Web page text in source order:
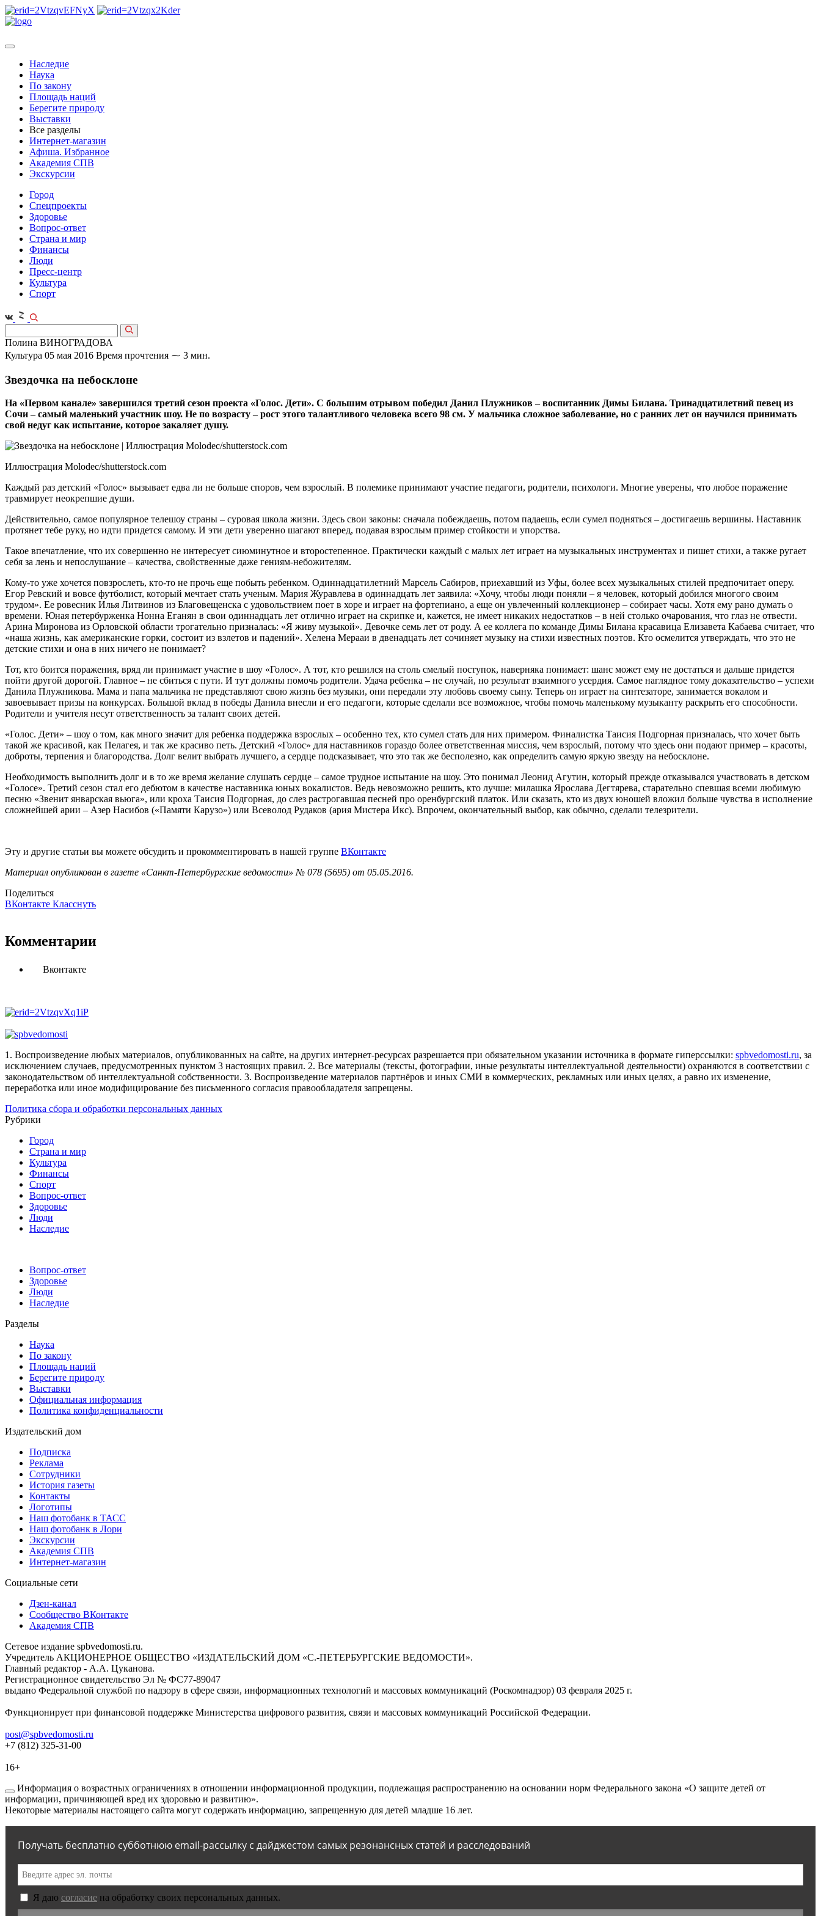
Наследие
Наука
По закону
Площадь наций
Берегите природу
Выставки
Все разделы
Интернет-магазин
Афиша. Избранное
Академия СПВ
Экскурсии
Город
Спецпроекты
Здоровье
Вопрос-ответ
Страна и мир
Финансы
Люди
Пресс-центр
Культура
Спорт
Полина ВИНОГРАДОВА
Культура 05 мая 2016 Время прочтения ⁓ 3 мин.
Звездочка на небосклоне
На «Первом канале» завершился третий сезон проекта «Голос. Дети». С большим отрывом победил Данил Плужников – воспитанник Димы Билана. Тринадцатилетний певец из
Сочи – самый маленький участник шоу. Не по возрасту – рост этого талантливого человека всего 98 см. У мальчика сложное заболевание, но с ранних лет он научился принимать
свой недуг как испытание, которое закаляет душу.
Иллюстрация Molodec/shutterstock.com
Каждый раз детский «Голос» вызывает едва ли не больше споров, чем взрослый. В полемике принимают участие педагоги, родители, психологи. Многие уверены, что любое поражение
травмирует неокрепшие души.
Действительно, самое популярное телешоу страны – суровая школа жизни. Здесь свои законы: сначала побеждаешь, потом падаешь, если сумел подняться – достигаешь вершины. Наставник
протянет тебе руку, но идти придется самому. И эти дети уверенно шагают вперед, подавая взрослым пример стойкости и упорства.
Такое впечатление, что их совершенно не интересует сиюминутное и второстепенное. Практически каждый с малых лет играет на музыкальных инструментах и пишет стихи, а также ругает
себя за лень и непослушание – качества, свойственные даже гениям-небожителям.
Кому-то уже хочется повзрослеть, кто-то не прочь еще побыть ребенком. Одиннадцатилетний Марсель Сабиров, приехавший из Уфы, более всех музыкальных стилей предпочитает оперу.
Егор Ревский и вовсе футболист, который мечтает стать ученым. Мария Журавлева в одиннадцать лет заявила: «Хочу, чтобы люди поняли – я человек, который добился многого своим
трудом». Ее ровесник Илья Литвинов из Благовещенска с удовольствием поет в хоре и играет на фортепиано, а еще он увлеченный коллекционер – собирает часы. Хотя ему рано думать о
времени. Юная петербурженка Нонна Еганян в свои одиннадцать лет отлично играет на скрипке и, кажется, не имеет никаких недостатков – в ней столько очарования, что глаз не отвести.
Арина Миронова из Орловской области трогательно призналась: «Я живу музыкой». Девочке семь лет от роду. А ее коллега по команде Димы Билана красавица Елизавета Кабаева считает, что
«наша жизнь, как американские горки, состоит из взлетов и падений». Хелена Мерааи в двенадцать лет сочиняет музыку на стихи известных поэтов. Кто осмелится утверждать, что это не
детские стихи и она в них ничего не понимает?
Тот, кто боится поражения, вряд ли принимает участие в шоу «Голос». А тот, кто решился на столь смелый поступок, наверняка понимает: шанс может ему не достаться и дальше придется
пойти другой дорогой. Главное – не сбиться с пути. И тут должны помочь родители. Удача ребенка – не случай, но результат взаимного усердия. Самое наглядное тому доказательство – успехи
Данила Плужникова. Мама и папа мальчика не представляют свою жизнь без музыки, они передали эту любовь своему сыну. Теперь он играет на синтезаторе, занимается вокалом и
завоевывает призы на конкурсах. Большой вклад в победы Данила внесли и его педагоги, которые сделали все возможное, чтобы помочь маленькому музыканту раскрыть его способности.
Родители и учителя несут ответственность за талант своих детей.
«Голос. Дети» – шоу о том, как много значит для ребенка поддержка взрослых – особенно тех, кто сумел стать для них примером. Финалистка Таисия Подгорная призналась, что хочет быть
такой же красивой, как Пелагея, и так же красиво петь. Детский «Голос» для наставников гораздо более ответственная миссия, чем взрослый, потому что здесь они подают пример – красоты,
доброты, терпения и благородства. Долг велит выбрать лучшего, а сердце подсказывает, что это так же бесполезно, как определить самую яркую звезду на небосклоне.
Необходимость выполнить долг и в то же время желание слушать сердце – самое трудное испытание на шоу. Это понимал Леонид Агутин, который прежде отказывался участвовать в детском
«Голосе». Третий сезон стал его дебютом в качестве наставника юных вокалистов. Ведь невозможно решить, кто лучше: милашка Ярослава Дегтярева, старательно спевшая всеми любимую
песню «Звенит январская вьюга», или кроха Таисия Подгорная, до слез растрогавшая песней про оренбургский платок. Или сказать, кто из двух юношей вложил больше чувства в исполнение
сложнейшей арии – Азер Насибов («Памяти Карузо») или Всеволод Рудаков (ария Мистера Икс). Впрочем, окончательный выбор, как обычно, сделали телезрители.
Эту и другие статьи вы можете обсудить и прокомментировать в нашей группе ВКонтакте
Материал опубликован в газете «Санкт-Петербургские ведомости» № 078 (5695) от 05.05.2016.
Поделиться
ВКонтакте Класснуть
Комментарии
Вконтакте
1. Воспроизведение любых материалов, опубликованных на сайте, на других интернет-ресурсах разрешается при обязательном указании источника в формате гиперссылки: spbvedomosti.ru, за
исключением случаев, предусмотренных пунктом 3 настоящих правил. 2. Все материалы (тексты, фотографии, иные результаты интеллектуальной деятельности) охраняются в соответствии с
законодательством об интеллектуальной собственности. 3. Воспроизведение материалов партнёров и иных СМИ в коммерческих, рекламных или иных целях, а равно их изменение,
переработка или иное модифицирование без письменного согласия правообладателя запрещены.
Политика сбора и обработки персональных данных
Рубрики
Город
Страна и мир
Культура
Финансы
Спорт
Вопрос-ответ
Здоровье
Люди
Наследие
Вопрос-ответ
Здоровье
Люди
Наследие
Разделы
Наука
По закону
Площадь наций
Берегите природу
Выставки
Официальная информация
Политика конфиденциальности
Издательский дом
Подписка
Реклама
Сотрудники
История газеты
Контакты
Логотипы
Наш фотобанк в ТАСС
Наш фотобанк в Лори
Экскурсии
Академия СПВ
Интернет-магазин
Социальные сети
Дзен-канал
Сообщество ВКонтакте
Академия СПВ
Сетевое издание spbvedomosti.ru.
Учредитель АКЦИОНЕРНОЕ ОБЩЕСТВО «ИЗДАТЕЛЬСКИЙ ДОМ «С.-ПЕТЕРБУРГСКИЕ ВЕДОМОСТИ».
Главный редактор - А.А. Цуканова.
Регистрационное свидетельство Эл № ФС77-89047
выдано Федеральной службой по надзору в сфере связи, информационных технологий и массовых коммуникаций (Роскомнадзор) 03 февраля 2025 г.
Функционирует при финансовой поддержке Министерства цифрового развития, связи и массовых коммуникаций Российской Федерации.
post@spbvedomosti.ru
+7 (812) 325-31-00
16+
Информация о возрастных ограничениях в отношении информационной продукции, подлежащая распространению на основании норм Федерального закона «О защите детей от
информации, причиняющей вред их здоровью и развитию».
Некоторые материалы настоящего сайта могут содержать информацию, запрещенную для детей младше 16 лет.
Получать бесплатно субботнюю email-рассылку с дайджестом самых резонансных статей и расследований
Я даю согласие на обработку своих персональных данных.